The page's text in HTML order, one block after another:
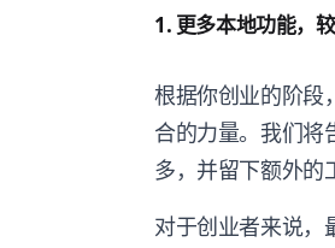
1. 更多本地功能，
根据你创业的阶段
合的力量。我们将
多，并留下额外的
对于创业者来说